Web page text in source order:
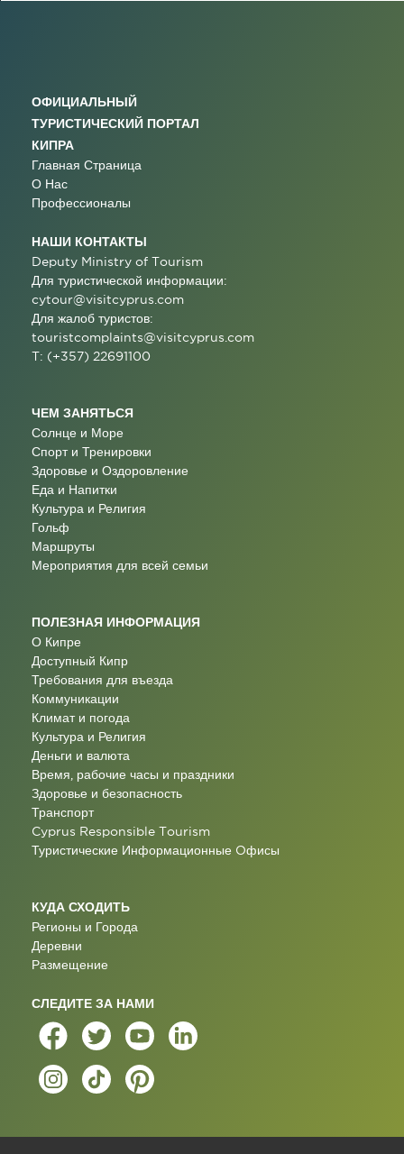
ОФИЦИАЛЬНЫЙ
ТУРИСТИЧЕСКИЙ ПОРТАЛ
КИПРА
Главная Страница
О Нас
Профессионалы
НАШИ КОНТАКТЫ
Deputy Ministry of Tourism
Для туристической информации:
cytour@visitcyprus.com
Для жалоб туристов:
touristcomplaints@visitcyprus.com
T: (+357) 22691100
ЧЕМ ЗАНЯТЬСЯ
Солнце и Море
Спорт и Тренировки
Здоровье и Оздоровление
Еда и Напитки
Культура и Религия
Гольф
Маршруты
Мероприятия для всей семьи
ПОЛЕЗНАЯ ИНФОРМАЦИЯ
О Кипре
Доступный Кипр
Требования для въезда
Коммуникации
Климат и погода
Культура и Религия
Деньги и валюта
Время, рабочие часы и праздники
Здоровье и безопасность
Транспорт
Cyprus Responsible Tourism
Туристические Информационные Oфисы
КУДА СХОДИТЬ
Регионы и Города
Деревни
Размещение
СЛЕДИТЕ ЗА НАМИ